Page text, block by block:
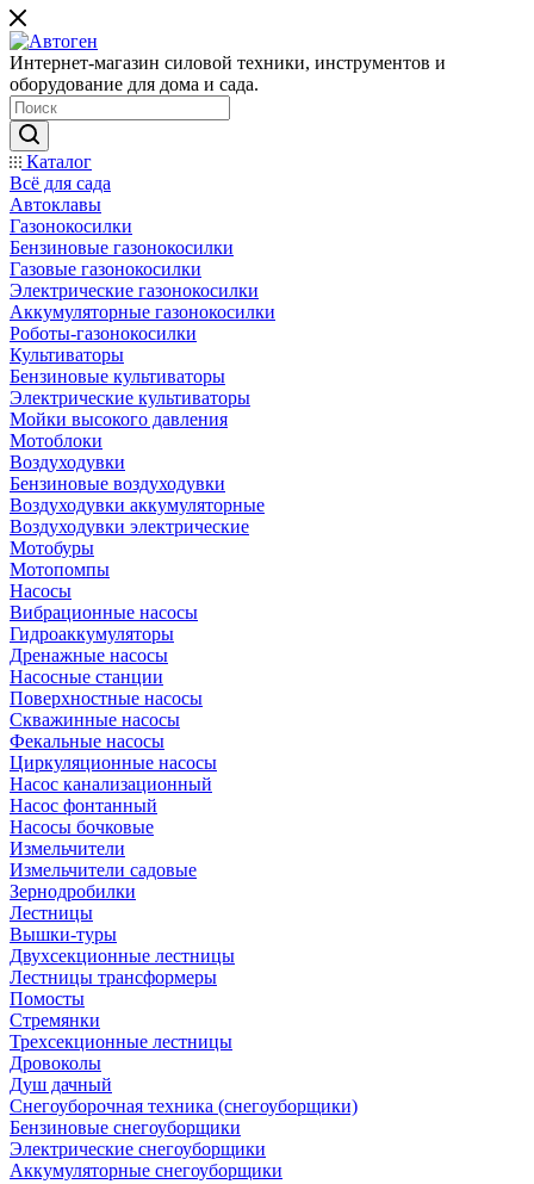
Интернет-магазин силовой техники, инструментов и
оборудование для дома и сада.
Каталог
Всё для сада
Автоклавы
Газонокосилки
Бензиновые газонокосилки
Газовые газонокосилки
Электрические газонокосилки
Аккумуляторные газонокосилки
Роботы-газонокосилки
Культиваторы
Бензиновые культиваторы
Электрические культиваторы
Мойки высокого давления
Мотоблоки
Воздуходувки
Бензиновые воздуходувки
Воздуходувки аккумуляторные
Воздуходувки электрические
Мотобуры
Мотопомпы
Насосы
Вибрационные насосы
Гидроаккумуляторы
Дренажные насосы
Насосные станции
Поверхностные насосы
Скважинные насосы
Фекальные насосы
Циркуляционные насосы
Насос канализационный
Насос фонтанный
Насосы бочковые
Измельчители
Измельчители садовые
Зернодробилки
Лестницы
Вышки-туры
Двухсекционные лестницы
Лестницы трансформеры
Помосты
Стремянки
Трехсекционные лестницы
Дровоколы
Душ дачный
Снегоуборочная техника (снегоуборщики)
Бензиновые снегоуборщики
Электрические снегоуборщики
Аккумуляторные снегоуборщики